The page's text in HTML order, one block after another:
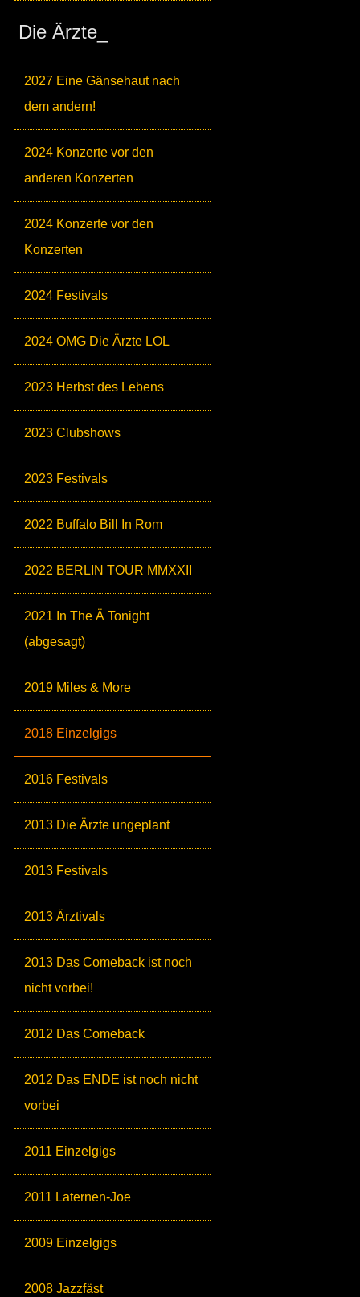
Die Ärzte_
2027 Eine Gänsehaut nach
dem andern!
2024 Konzerte vor den
anderen Konzerten
2024 Konzerte vor den
Konzerten
2024 Festivals
2024 OMG Die Ärzte LOL
2023 Herbst des Lebens
2023 Clubshows
2023 Festivals
2022 Buffalo Bill In Rom
2022 BERLIN TOUR MMXXII
2021 In The Ä Tonight
(abgesagt)
2019 Miles & More
2018 Einzelgigs
2016 Festivals
2013 Die Ärzte ungeplant
2013 Festivals
2013 Ärztivals
2013 Das Comeback ist noch
nicht vorbei!
2012 Das Comeback
2012 Das ENDE ist noch nicht
vorbei
2011 Einzelgigs
2011 Laternen-Joe
2009 Einzelgigs
2008 Jazzfäst